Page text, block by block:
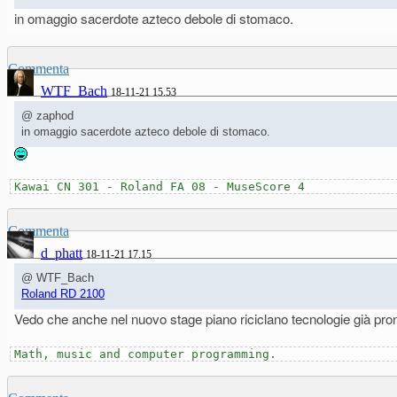
in omaggio sacerdote azteco debole di stomaco.
Commenta
WTF_Bach 18-11-21 15.53
@ zaphod
in omaggio sacerdote azteco debole di stomaco.
Kawai CN 301 - Roland FA 08 - MuseScore 4
Commenta
d_phatt 18-11-21 17.15
@ WTF_Bach
Roland RD 2100
Vedo che anche nel nuovo stage piano riciclano tecnologie già
Math, music and computer programming.